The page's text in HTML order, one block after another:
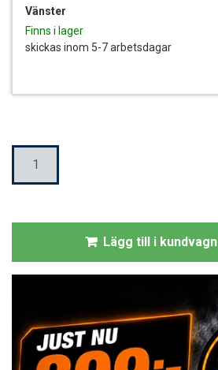
Vänster
Finns i lager
skickas inom 5-7 arbetsdagar
Mängd
Lägg till i kundvagn